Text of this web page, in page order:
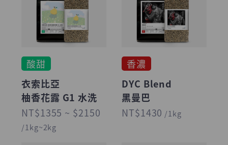
酸甜
衣索比亞
柚香花露 G1 水洗
NT$1355 ~ $2150
/1kg~2kg
香濃
DYC Blend
黑曼巴
NT$1430 /1kg